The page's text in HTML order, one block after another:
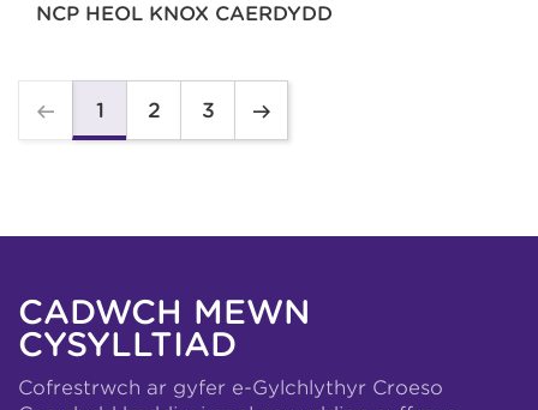
NCP HEOL KNOX CAERDYDD
1 2 3
CADWCH MEWN
CYSYLLTIAD
Cofrestrwch ar gyfer e-Gylchlythyr Croeso